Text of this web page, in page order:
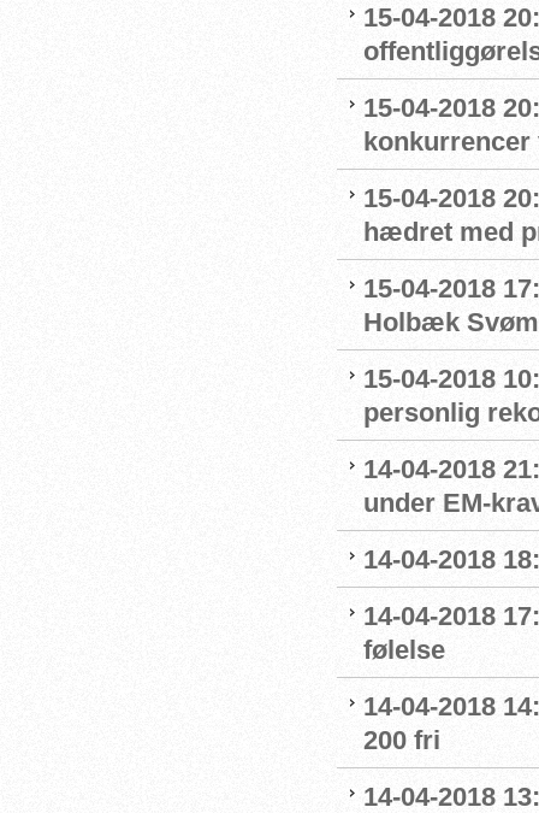
15-04-2018
15-04-2018
konkurrencer
15-04-2018
hædret med
15-04-2018
Holbæk
15-04-2018
personlig
14-04-2018
under EM-
14-04-2018
14-04-2018
følelse
14-04-2018
200 fri
14-04-2018